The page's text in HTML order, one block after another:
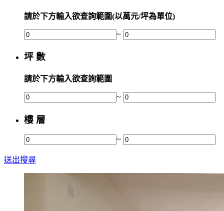
請於下方輸入欲查詢範圍(以萬元/坪為單位)
~
坪 數
請於下方輸入欲查詢範圍
~
樓 層
~
送出搜尋